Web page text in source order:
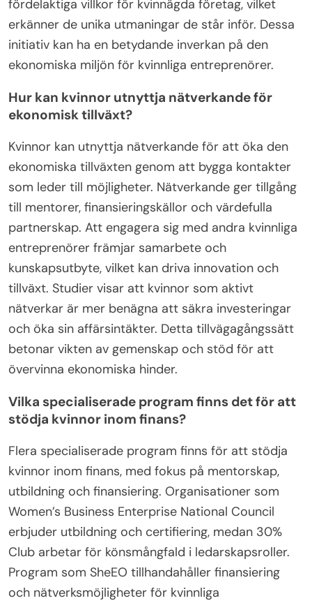
erbjuder betydande kontantpriser och
nätverksmöjligheter. Program som InnovateHER
Challenge lyfter fram innovativa lösningar av
kvinnor, vilket ger synlighet och finansiering.
Dessutom erbjuder vissa banker och finansiella
institutioner skräddarsydda låneprodukter med
fördelaktiga villkor för kvinnägda företag, vilket
erkänner de unika utmaningar de står inför. Dessa
initiativ kan ha en betydande inverkan på den
ekonomiska miljön för kvinnliga entreprenörer.
Hur kan kvinnor utnyttja nätverkande för
ekonomisk tillväxt?
Kvinnor kan utnyttja nätverkande för att öka den
ekonomiska tillväxten genom att bygga kontakter
som leder till möjligheter. Nätverkande ger tillgång
till mentorer, finansieringskällor och värdefulla
partnerskap. Att engagera sig med andra kvinnliga
kunskapsutbyte, vilket kan driva innovation och
tillväxt. Studier visar att kvinnor som aktivt
nätverkar är mer benägna att säkra investeringar
och öka sin affärsintäkter. Detta tillvägagångssätt
betonar vikten av gemenskap och stöd för att
övervinna ekonomiska hinder.
Vilka specialiserade program finns det för att
stödja kvinnor inom finans?
Flera specialiserade program finns för att stödja